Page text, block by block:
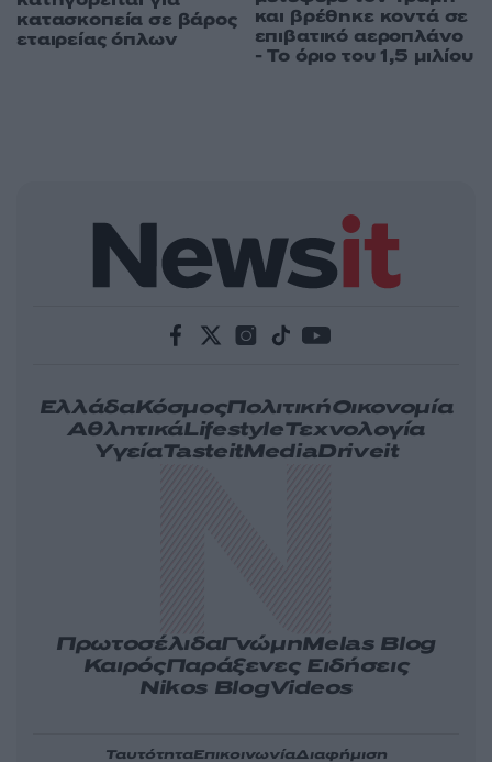
κατασκοπεία σε βάρος
εταιρείας όπλων
και βρέθηκε κοντά σε
επιβατικό αεροπλάνο
- Το όριο του 1,5 μιλίου
ΕλλάδαΚόσμοςΠολιτικήΟικονομία
ΑθλητικάLifestyleΤεχνολογία
ΥγείαTasteitMediaDriveit
ΠρωτοσέλιδαΓνώμηMelas Blog
ΚαιρόςΠαράξενες Ειδήσεις
Nikos BlogVideos
ΤαυτότηταΕπικοινωνίαΔιαφήμιση